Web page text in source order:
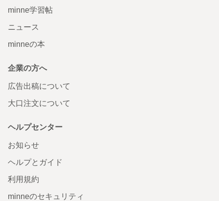
minne学習帖
ニュース
minneの本
企業の方へ
広告出稿について
大口注文について
ヘルプセンター
お知らせ
ヘルプとガイド
利用規約
minneのセキュリティ